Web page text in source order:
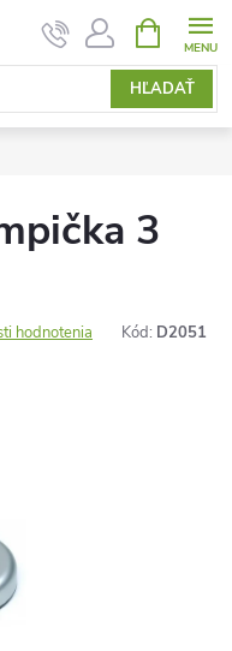
HĽADAŤ
KOŠÍK
3
hodnotenia Kód: D2051